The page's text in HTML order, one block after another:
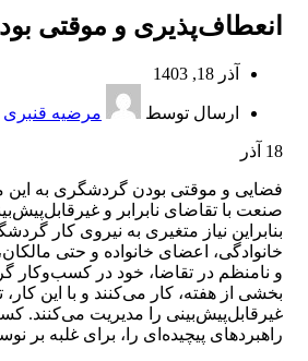
انعطاف‌پذیری و موقتی
آذر 18, 1403
ارسال توسط مرضیه قنبری
18 آذر
فضایی و موقتی بودن گردشگری به
صنعت با تقاضای نابرابر و
بنابراین نیاز متغیری به نیروی کار
خانوادگی، اعضای خانواده و حتی
و نامنظم در تقاضا، خود در کسب‌وکار
بخشی از هفته، کار می‌کنند و با این کار،
غیرقابل‌پیش‌بینی را مدیریت می‌کنند.
راهبردهای پیچیده‌ای را، برای غلبه بر